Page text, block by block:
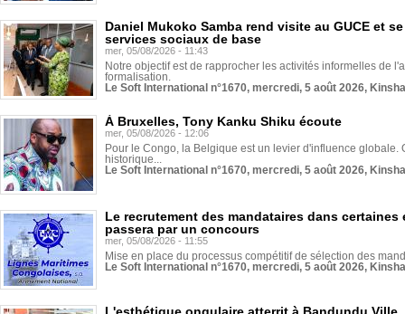
Daniel Mukoko Samba rend visite au GUCE et
services sociaux de base
mer, 05/08/2026 - 11:43
Notre objectif est de rapprocher les activités informelles de
formalisation.
Le Soft International n°1670, mercredi, 5 août 2026,
À Bruxelles, Tony Kanku Shiku écoute
mer, 05/08/2026 - 12:06
Pour le Congo, la Belgique est un levier d'influence globale.
historique...
Le Soft International n°1670, mercredi, 5 août 2026,
Le recrutement des mandataires dans
passera par un concours
mer, 05/08/2026 - 11:55
Mise en place du processus compétitif de sélection des
Le Soft International n°1670, mercredi, 5 août 2026,